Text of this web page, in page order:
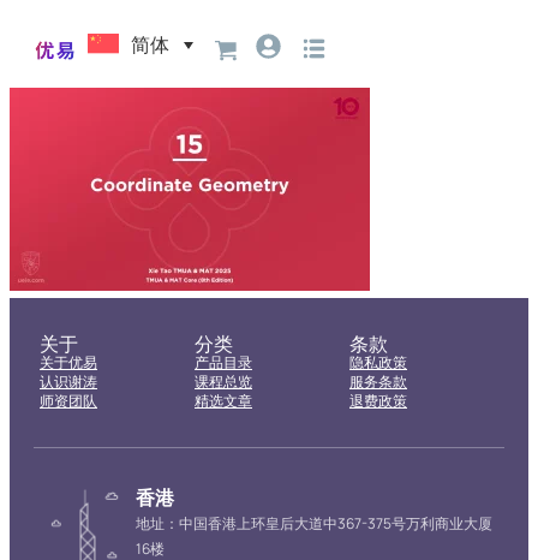
简体
关于
关于优易
认识谢涛
师资团队
分类
产品目录
课程总览
精选文章
条款
隐私政策
服务条款
退费政策
香港
地址：中国香港上环皇后大道中367-375号万利商业大厦
16楼